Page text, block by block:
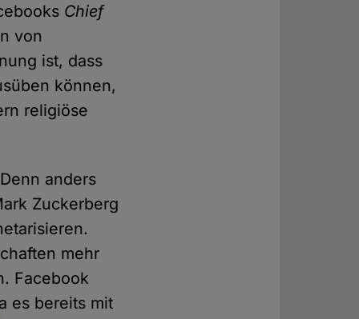
Chief
von
ist, dass
können,
religiöse
anders
Zuckerberg
mehr
Facebook
es bereits mit